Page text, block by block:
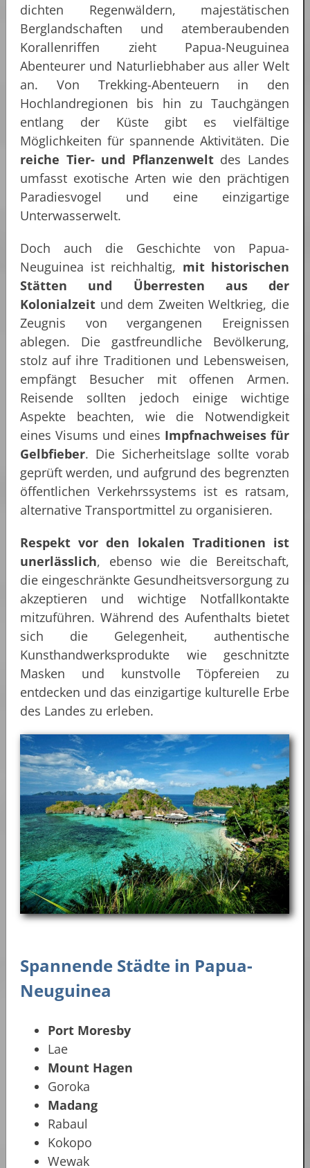
dichten Regenwäldern, majestätischen
Berglandschaften und atemberaubenden
Korallenriffen zieht Papua-Neuguinea
Abenteurer und Naturliebhaber aus aller Welt
an. Von Trekking-Abenteuern in den
Hochlandregionen bis hin zu Tauchgängen
entlang der Küste gibt es vielfältige
Möglichkeiten für spannende Aktivitäten. Die
reiche Tier- und Pflanzenweltdes Landes
umfasst exotische Arten wie den prächtigen
Paradiesvogel und eine einzigartige
Unterwasserwelt.
Doch auch die Geschichte von Papua-
Neuguinea ist reichhaltig, mit historischen
Stätten und Überresten aus der
Kolonialzeit und dem Zweiten Weltkrieg, die
Zeugnis von vergangenen Ereignissen
ablegen. Die gastfreundliche Bevölkerung,
stolz auf ihre Traditionen und Lebensweisen,
empfängt Besucher mit offenen Armen.
Reisende sollten jedoch einige wichtige
Aspekte beachten, wie die Notwendigkeit
eines Visums und eines Impfnachweises für
Gelbfieber. Die Sicherheitslage sollte vorab
geprüft werden, und aufgrund des begrenzten
öffentlichen Verkehrssystems ist es ratsam,
alternative Transportmittel zu organisieren.
Respekt vor den lokalen Traditionen ist
unerlässlich, ebenso wie die Bereitschaft,
die eingeschränkte Gesundheitsversorgung zu
akzeptieren und wichtige Notfallkontakte
mitzuführen. Während des Aufenthalts bietet
sich die Gelegenheit, authentische
Kunsthandwerksprodukte wie geschnitzte
Masken und kunstvolle Töpfereien zu
entdecken und das einzigartige kulturelle Erbe
des Landes zu erleben.
Spannende Städte in Papua-
Neuguinea
Port Moresby
Lae
Mount Hagen
Goroka
Madang
Rabaul
Kokopo
Wewak